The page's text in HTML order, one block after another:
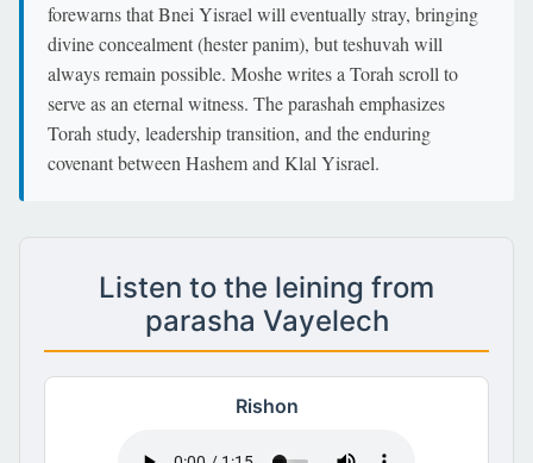
forewarns that Bnei Yisrael will eventually stray, bringing
divine concealment (hester panim), but teshuvah will
always remain possible. Moshe writes a Torah scroll to
serve as an eternal witness. The parashah emphasizes
Torah study, leadership transition, and the enduring
covenant between Hashem and Klal Yisrael.
Listen to the leining from
parasha Vayelech
Rishon